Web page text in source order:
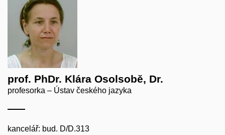
prof. PhDr. Klára Osolsobě, Dr.
profesorka – Ústav českého jazyka
kancelář: bud. D/D.313